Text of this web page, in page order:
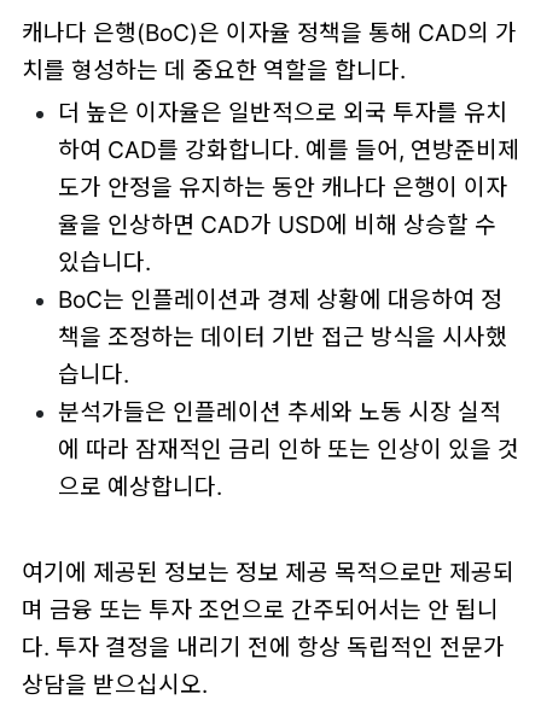
캐나다 은행(BoC)은 이자율 정책을 통해 CAD의 가
치를 형성하는 데 중요한 역할을 합니다.
더 높은 이자율은 일반적으로 외국 투자를 유치
하여 CAD를 강화합니다. 예를 들어, 연방준비제
도가 안정을 유지하는 동안 캐나다 은행이 이자
율을 인상하면 CAD가 USD에 비해 상승할 수
있습니다.
BoC는 인플레이션과 경제 상황에 대응하여 정
책을 조정하는 데이터 기반 접근 방식을 시사했
습니다.
분석가들은 인플레이션 추세와 노동 시장 실적
에 따라 잠재적인 금리 인하 또는 인상이 있을 것
으로 예상합니다.
여기에 제공된 정보는 정보 제공 목적으로만 제공되
며 금융 또는 투자 조언으로 간주되어서는 안 됩니
다. 투자 결정을 내리기 전에 항상 독립적인 전문가
상담을 받으십시오.